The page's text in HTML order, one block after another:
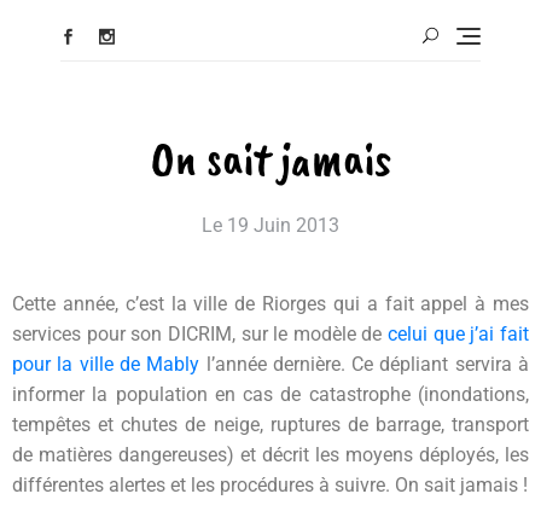
On sait jamais
Le 19 Juin 2013
Cette année, c’est la ville de Riorges qui a fait appel à mes
services pour son DICRIM, sur le modèle decelui que j’ai fait
pour la ville de Mably l’année dernière. Ce dépliant servira à
informer la population en cas de catastrophe (inondations,
tempêtes et chutes de neige, ruptures de barrage, transport
de matières dangereuses) et décrit les moyens déployés, les
différentes alertes et les procédures à suivre. On sait jamais !